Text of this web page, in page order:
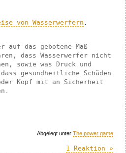
von Wasserwerfern
auf das gebotene Maß
dass Wasserwerfer nicht
sowie was Druck und
gesundheitliche Schäden
Kopf mit an Sicherheit
Abgelegt unter The power game
1 Reaktion »